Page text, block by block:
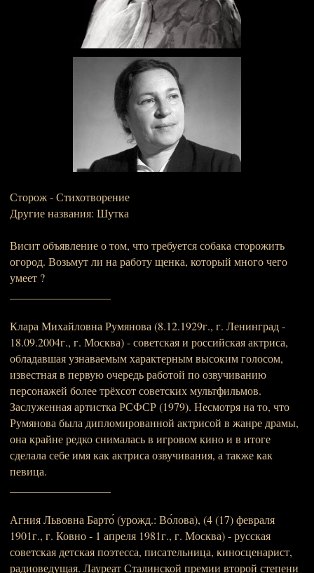
Сторож - Стихотворение
Другие названия: Шутка
Висит объявление о том, что требуется собака сторожить
огород. Возьмут ли на работу щенка, который много чего
умеет ?
Клара Михайловна Румянова (8.12.1929г., г. Ленинград -
18.09.2004г., г. Москва) - советская и российская актриса,
обладавшая узнаваемым характерным высоким голосом,
известная в первую очередь работой по озвучиванию
персонажей более трёхсот советских мультфильмов.
Заслуженная артистка РСФСР (1979). Несмотря на то, что
Румянова была дипломированной актрисой в жанре драмы,
она крайне редко снималась в игровом кино и в итоге
сделала себе имя как актриса озвучивания, а также как
певица.
Агния Львовна Барто́ (урожд.: Во́лова), (4 (17) февраля
1901г., г. Ковно - 1 апреля 1981г., г. Москва) - русская
советская детская поэтесса, писательница, киносценарист,
радиоведущая. Лауреат Сталинской премии второй степени